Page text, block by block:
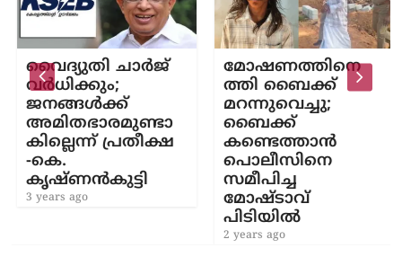
വൈദ്യുതി ചാർജ്
വർധിക്കും;
ജനങ്ങൾക്ക്
അമിതഭാരമുണ്ടാ
കില്ലെന്ന് പ്രതീക്ഷ
-കെ.
കൃഷ്ണൻകുട്ടി
3 years ago
മോഷണത്തിനെ
ത്തി ബൈക്ക്
മറന്നുവെച്ചു;
ബൈക്ക്
കണ്ടെത്താൻ
പൊലീസിനെ
സമീപിച്ച
മോഷ്ടാവ്
പിടിയിൽ
2 years ago